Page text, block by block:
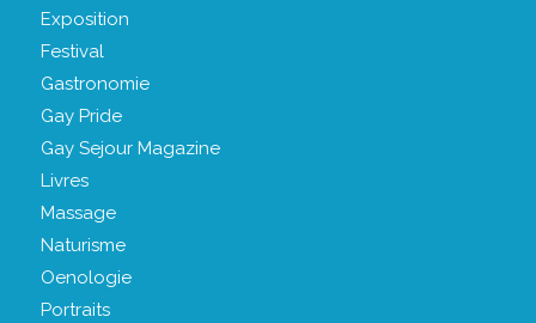
Exposition
Festival
Gastronomie
Gay Pride
Gay Sejour Magazine
Livres
Massage
Naturisme
Oenologie
Portraits